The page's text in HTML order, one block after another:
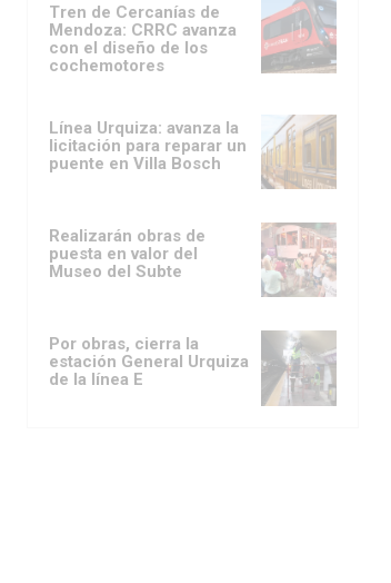
Tren de Cercanías de
Mendoza: CRRC avanza
con el diseño de los
cochemotores
Línea Urquiza: avanza la
licitación para reparar un
puente en Villa Bosch
Realizarán obras de
puesta en valor del
Museo del Subte
Por obras, cierra la
estación General Urquiza
de la línea E